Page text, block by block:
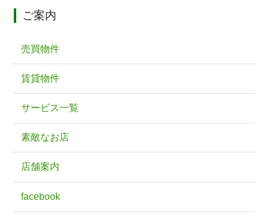
ご案内
売買物件
賃貸物件
サービス一覧
素敵なお店
店舗案内
facebook